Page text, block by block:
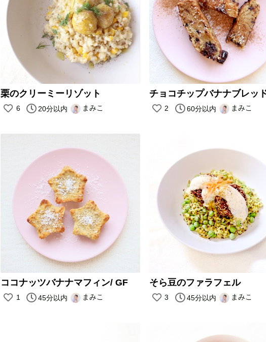
栗のクリーミーリゾット
6 20分以内 まみこ
チョコチップバナナブレッ
2 60分以内 まみこ
ココナッツバナナマフィン/ GF
1 45分以内 まみこ
そら豆のファラフェル
3 45分以内 まみこ